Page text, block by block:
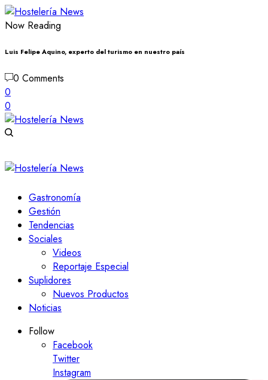
Now Reading
Luis Felipe Aquino, experto del turismo en nuestro país
0 Comments
0
0
Gastronomía
Gestión
Tendencias
Sociales
Videos
Reportaje Especial
Suplidores
Nuevos Productos
Noticias
Follow
Facebook
Twitter
Instagram